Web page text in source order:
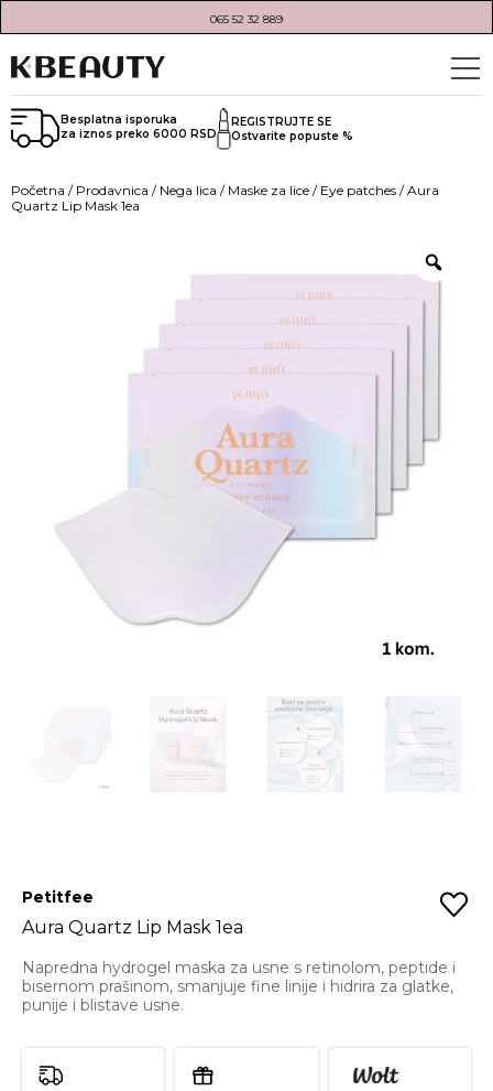
065 52 32 889
Besplatna isporuka
za iznos preko 6000 RSD
REGISTRUJTE SE
Ostvarite popuste %
Početna / Prodavnica / Nega lica / Maske za lice / Eye patches / Aura
Quartz Lip Mask 1ea
Petitfee
Aura Quartz Lip Mask 1ea
Napredna hydrogel maska za usne s retinolom, peptide i
bisernom prašinom, smanjuje fine linije i hidrira za glatke,
punije i blistave usne.